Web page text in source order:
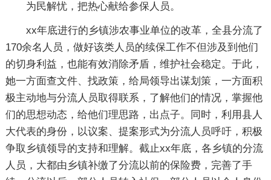
为民解忧，把热心献给参保人员。
xx年底进行的乡镇涉农事业单位的改革，全县分流了
170余名人员，做好该类人员的续保工作不但涉及到他们
的切身利益，也能有效消除矛盾，维护社会稳定。于此，
她一方面查文件、找政策，给局领导出谋划策，一方面积
极主动地与分流人员取得联系，了解他们的情况，掌握他
们的思想动态，给他们理思路，出点子。同时，利用县人
大代表的身份，以议案、提案形式为分流人员呼吁，积极
争取乡镇领导的支持和理解。截止xx年底，各乡镇的分流
人员，大都由乡镇补缴了分流以前的保险费，完善了手